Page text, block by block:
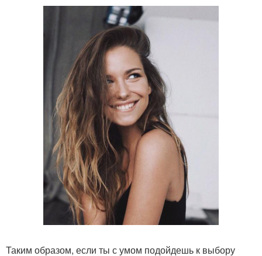
Таким образом, если ты с умом подойдешь к выбору